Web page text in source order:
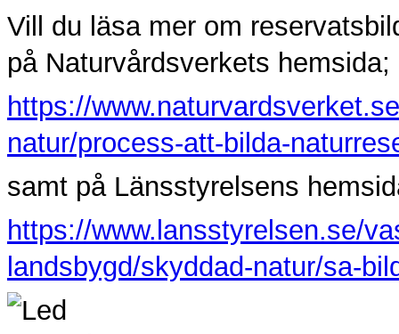
Vill du läsa mer om
på Naturvårdsverkets hemsida;
https://
natur/process-att-bilda-
samt på Länsstyrelsens
https://www.lansstyrelsen.se/
landsbygd/skyddad-natur/sa-